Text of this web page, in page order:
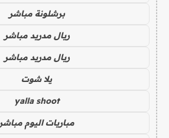
برشلونة مباشر
ريال مدريد مباشر
ريال مدريد مباشر
يلا شوت
yalla shoot
مباريات اليوم مباشر